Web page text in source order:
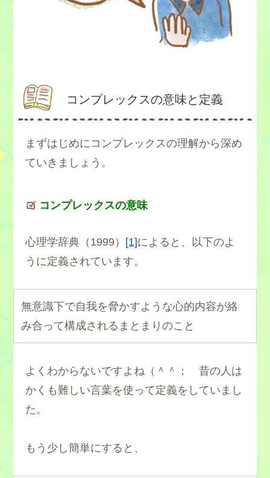
コンプレックスの意味と定義
まずはじめにコンプレックスの理解から深め
ていきましょう。
コンプレックスの意味
心理学辞典（1999） [1]によると、以下のよ
うに定義されています。
無意識下で自我を脅かすような心的内容が絡
み合って構成されるまとまりのこと
よくわからないですよね（＾＾； 昔の人は
かくも難しい言葉を使って定義をしていまし
た。
もう少し簡単にすると、